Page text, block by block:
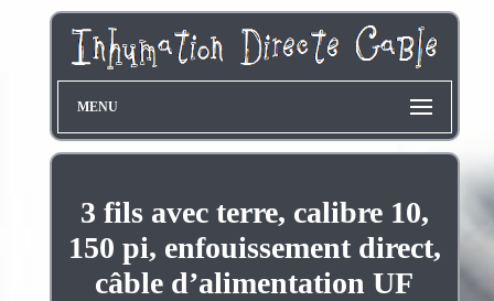
MENU
3 fils avec terre, calibre 10,
150 pi, enfouissement direct,
câble d’alimentation UF